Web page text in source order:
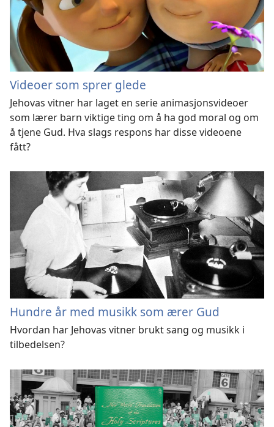
Videoer som sprer glede
Jehovas vitner har laget en serie animasjonsvideoer
som lærer barn viktige ting om å ha god moral og om
å tjene Gud. Hva slags respons har disse videoene
fått?
Hundre år med musikk som ærer Gud
Hvordan har Jehovas vitner brukt sang og musikk i
tilbedelsen?